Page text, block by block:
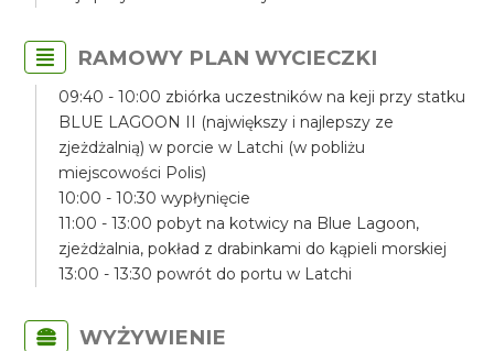
RAMOWY PLAN WYCIECZKI
09:40 - 10:00 zbiórka uczestników na keji przy statku
BLUE LAGOON II (największy i najlepszy ze
zjeżdżalnią) w porcie w Latchi (w pobliżu
miejscowości Polis)
10:00 - 10:30 wypłynięcie
11:00 - 13:00 pobyt na kotwicy na Blue Lagoon,
zjeżdżalnia, pokład z drabinkami do kąpieli morskiej
13:00 - 13:30 powrót do portu w Latchi
WYŻYWIENIE